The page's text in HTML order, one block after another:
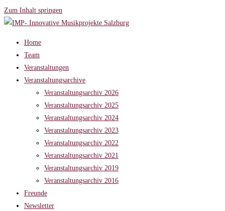
Zum Inhalt springen
Home
Team
Veranstaltungen
Veranstaltungsarchive
Veranstaltungsarchiv 2026
Veranstaltungsarchiv 2025
Veranstaltungsarchiv 2024
Veranstaltungsarchiv 2023
Veranstaltungsarchiv 2022
Veranstaltungsarchiv 2021
Veranstaltungsarchiv 2019
Veranstaltungsarchiv 2016
Freunde
Newsletter